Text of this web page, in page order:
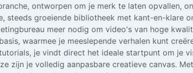
ontworpen om je merk te laten opvallen,
steeds groeiende bibliotheek met kant-en-klare
meer nodig om video's van hoge
waarmee je meeslepende verhalen kunt
je vindt direct het ideale startpunt om je
zijn je volledig aanpasbare creatieve canvas.